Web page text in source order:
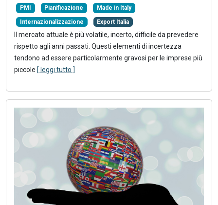
PMI Pianificazione Made in Italy
Internazionalizzazione Export Italia
Il mercato attuale è più volatile, incerto, difficile da prevedere
rispetto agli anni passati. Questi elementi di incertezza
tendono ad essere particolarmente gravosi per le imprese più
piccole [ leggi tutto ]